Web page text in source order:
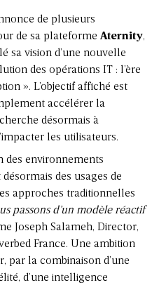
de plusieurs
de sa plateformeAternity,
sa vision d’une nouvelle
des opérations IT : l’ère
». L’objectif affiché est
accélérer la
désormais à
les utilisateurs.
des environnements
des usages de
approches traditionnelles
passons d’un modèle réactif
Joseph Salameh, Director,
France. Une ambition
par la combinaison d’une
d’une intelligence